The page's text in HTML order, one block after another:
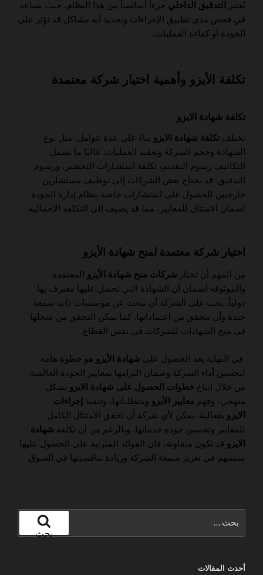
يُعتبر التدقيق الداخلي جزءاً أساسياً من هذا النظام، حيث يساعد
في فحص مدى تطبيق الإجراءات وتحديد أية مشاكل قد تؤثر على
الجودة أو كفاءة العمليات.
تكلفة الأيزو وأهمية اختيار شركة معتمدة
تكلفة شهادة الايزو
تختلف تكلفة شهادة الايزو بناءً على عدة عوامل، مثل نوع
الشهادة وحجم الشركة وتعقيد العمليات. غالبًا ما تشمل
التكاليف رسوم التقديم، تكلفة استشارات التحضير، ورسوم
التدقيق. قد يحتاج بعض الشركات إلى توظيف مستشارين
خارجيين للحصول على استشارات خاصة بنظام إدارة الجودة
لضمان الامتثال للمعايير، مما قد يضيف إلى التكلفة الإجمالية.
اختيار شركة معتمدة لمنح شهادة الأيزو
من المهم أن تختار شركات منح شهادة الأيزو المعتمدة
والموثوقة لضمان أن الشهادة التي تحصل عليها معترف بها
دولياً. يجب على الشركة أن تبحث عن مؤسسات ذات سمعة
جيدة وأن تتحقق من اعتماداتها. كما يمكن التحقق من سجلها
في منح الشهادات للشركات في نفس القطاع.
في النهاية يعد الحصول على شهادة الأيزو هو خطوة هامة
لتحسين أداء الشركة وضمان التزامها بمعايير الجودة العالمية.
من خلال اتباع خطوات الحصول على شهادة الايزو بشكل
منهجي، وفهم معايير الأيزو ومتطلباتها، وتنفيذ
إجراءات
الايزو بفعالية، يمكن لأي شركة أن تحقق الامتثال الكامل
للمعايير وتحسين جودة خدماتها. وبالرغم من أن تكلفة شهادة
الايزو قد تكون متفاوتة، فإن الفوائد المترتبة على الحصول عليها
ستسهم في تعزيز سمعة الشركة وزيادة تنافسيتها في السوق.
عن:
بحث
أحدث المقالات